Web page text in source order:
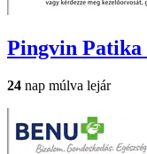
Pingvin Patika
24 nap múlva lejár